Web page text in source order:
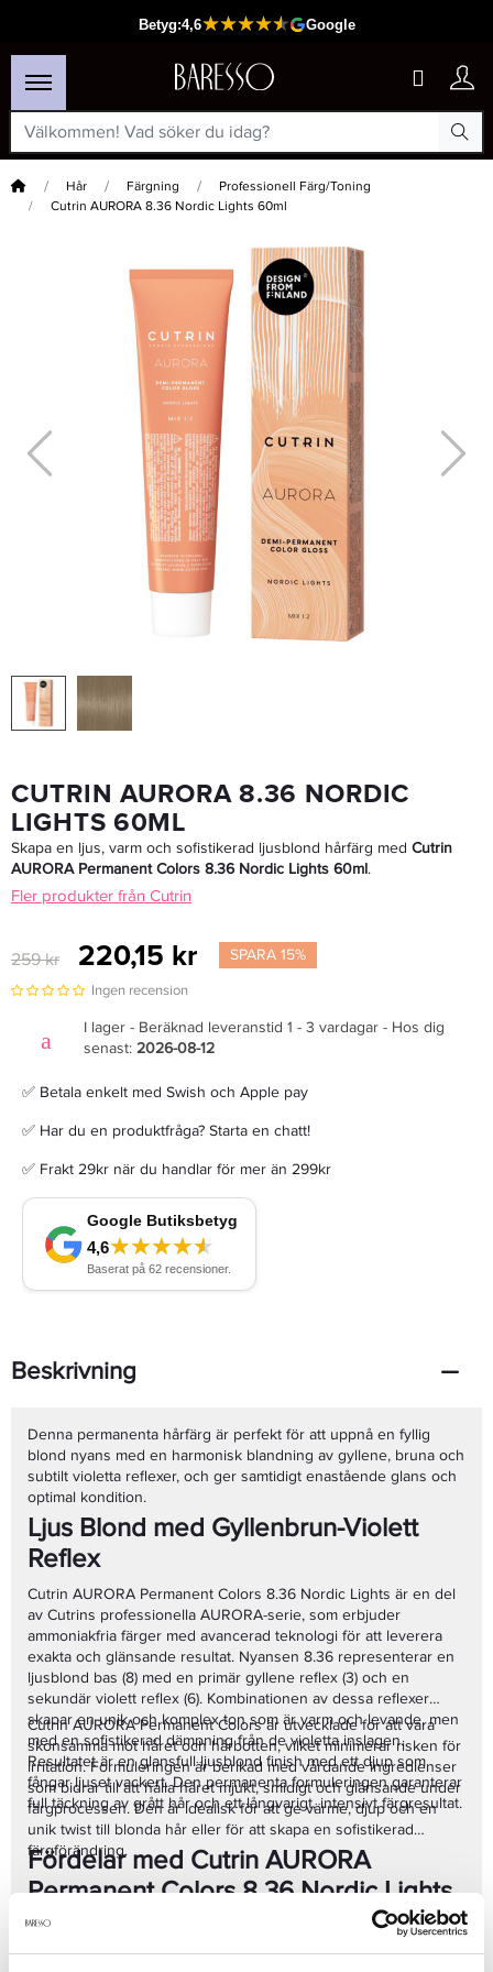
Hem Hår Färgning
Professionell Färg/Toning
Cutrin AURORA 8.36 Nordic Lights 60ml
Passar din varukorg
Cutrin AURORA Developer 4,5% 1000ml
259 kr 220,15 kr
LÄGG I VARUKORGEN
CUTRIN AURORA 8.36 NORDIC
LIGHTS 60ML
Skapa en ljus, varm och sofistikerad ljusblond hårfärg med Cutrin
AURORA Permanent Colors 8.36 Nordic Lights 60ml.
Fler produkter från Cutrin
259 kr 220,15 kr SPARA 15%
Ingen recension
I lager - Beräknad leveranstid 1 - 3 vardagar - Hos dig
senast: 2026-08-12
✅ Betala enkelt med Swish och Apple pay
✅ Har du en produktfråga? Starta en chatt!
✅ Frakt 29kr när du handlar för mer än 299kr
Beskrivning
Denna permanenta hårfärg är perfekt för att uppnå en fyllig
blond nyans med en harmonisk blandning av gyllene, bruna och
subtilt violetta reflexer, och ger samtidigt enastående glans och
optimal kondition.
Ljus Blond med Gyllenbrun-Violett
Reflex
Cutrin AURORA Permanent Colors 8.36 Nordic Lights är en del
av Cutrins professionella AURORA-serie, som erbjuder
ammoniakfria färger med avancerad teknologi för att leverera
exakta och glänsande resultat. Nyansen 8.36 representerar en
ljusblond bas (8) med en primär gyllene reflex (3) och en
sekundär violett reflex (6). Kombinationen av dessa reflexer
skapar en unik och komplex ton som är varm och levande, men
med en sofistikerad dämpning från de violetta inslagen.
Resultatet är en glansfull ljusblond finish med ett djup som
fångar ljuset vackert. Den permanenta formuleringen garanterar
full täckning av grått hår och ett långvarigt, intensivt färgresultat.
Cutrin AURORA Permanent Colors är utvecklade för att vara
skonsamma mot håret och hårbotten, vilket minimerar risken för
irritation. Formuleringen är berikad med vårdande ingredienser
som bidrar till att hålla håret mjukt, smidigt och glänsande under
färgprocessen. Den är idealisk för att ge värme, djup och en
unik twist till blonda hår eller för att skapa en sofistikerad
färgförändring.
Fördelar med Cutrin AURORA
Permanent Colors 8.36 Nordic Lights
60ml:
Ljus gyllenbrun-violett blond nyans:En varm, sofistikerad